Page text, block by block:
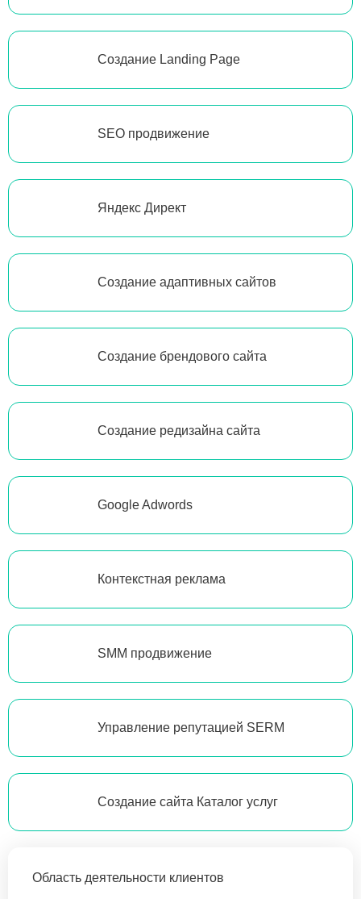
Создание Landing Page
SEO продвижение
Яндекс Директ
Создание адаптивных сайтов
Создание брендового сайта
Создание редизайна сайта
Google Adwords
Контекстная реклама
SMM продвижение
Управление репутацией SERM
Создание сайта Каталог услуг
Область деятельности клиентов